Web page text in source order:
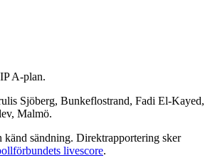
A-plan.
Sjöberg, Bunkeflostrand, Fadi El-Kayed,
Malmö.
känd sändning. Direktrapportering sker
livescore.